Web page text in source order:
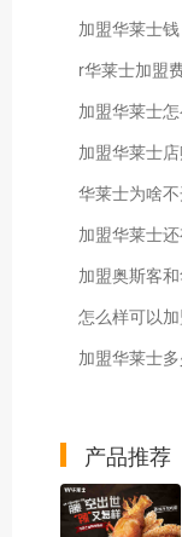
加盟华莱士
r华莱士加盟
加盟华莱士
加盟华莱士
华莱士为啥
加盟华莱士
加盟奥斯客
怎么样可以
加盟华莱士
产品推荐